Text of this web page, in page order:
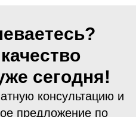
сегодня!
консультацию и
предложение по